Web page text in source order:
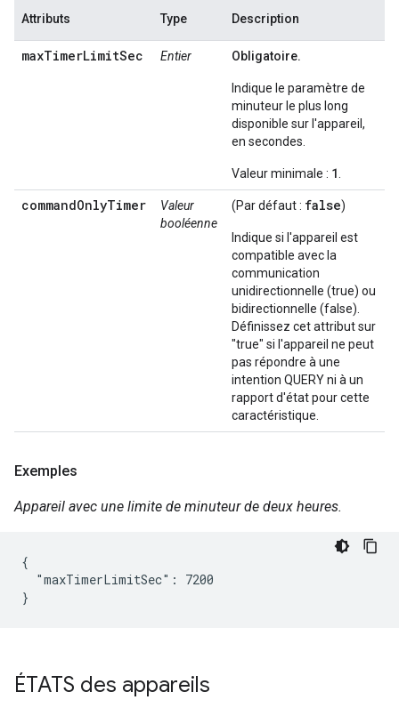
Attributs Type Description
maxTimerLimitSec Entier Obligatoire.
Indique le paramètre de
minuteur le plus long
disponible sur l'appareil,
en secondes.
Valeur minimale : 1
commandOnlyTimer
Valeur
booléenne
(Par défaut : false)
Indique si l'appareil est
compatible avec la
communication
unidirectionnelle (true) ou
bidirectionnelle (false).
Définissez cet attribut sur
"true" si l'appareil ne peut
pas répondre à une
intention QUERY ni à un
rapport d'état pour cette
caractéristique.
Exemples
Appareil avec une limite de minuteur de deux heures.
{
  "maxTimerLimitSec": 7200
}
ÉTATS des appareils